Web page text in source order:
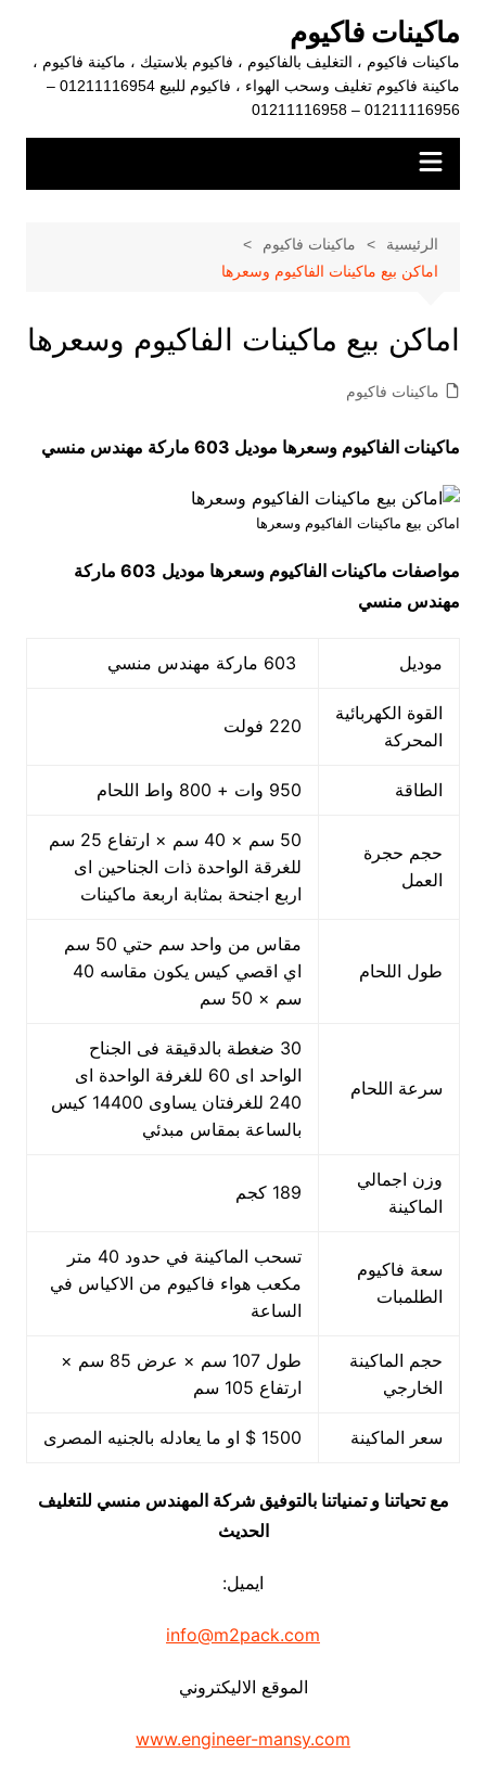
المحتوى
ماكينات فاكيوم
ماكينات فاكيوم ، التغليف بالفاكيوم ، فاكيوم بلاستيك ، ماكينة فاكيوم ،
ماكينة فاكيوم تغليف وسحب الهواء ، فاكيوم للبيع 01211116954 –
01211116956 – 01211116958
الرئيسية
ماكينات فاكيوم
اماكن بيع ماكينات الفاكيوم وسعرها
اماكن بيع ماكينات الفاكيوم وسعرها
ماكينات فاكيوم
ماكينات الفاكيوم وسعرها موديل 603 ماركة مهندس منسي
اماكن بيع ماكينات الفاكيوم وسعرها
مواصفات ماكينات الفاكيوم وسعرها موديل
603 ماركة
مهندس منسي
موديل
القوة الكهربائية
المحركة
220 فولت
الطاقة 950 وات + 800 واط اللحام
حجم حجرة
العمل
50 سم × 40 سم × ارتفاع 25 سم
للغرقة الواحدة ذات الجناحين اى
اربع اجنحة بمثابة اربعة ماكينات
طول اللحام
مقاس من واحد سم حتي 50 سم
اي اقصي كيس يكون مقاسه 40
سم × 50 سم
سرعة اللحام
30 ضغطة بالدقيقة فى الجناح
الواحد اى 60 للغرفة الواحدة اى
240 للغرفتان يساوى 14400 كيس
بالساعة بمقاس مبدئي
وزن اجمالي
الماكينة
189 كجم
سعة فاكيوم
الطلمبات
تسحب الماكينة في حدود 40 متر
مكعب هواء فاكيوم من الاكياس في
الساعة
حجم الماكينة
الخارجي
طول 107 سم × عرض 85 سم ×
ارتفاع 105 سم
سعر الماكينة 1500 $ او ما يعادله بالجنيه المصرى
مع تحياتنا و تمنياتنا بالتوفيق شركة المهندس منسي للتغليف
الحديث
ايميل:
info@m2pack.com
الموقع الاليكتروني
www.engineer-mansy.com